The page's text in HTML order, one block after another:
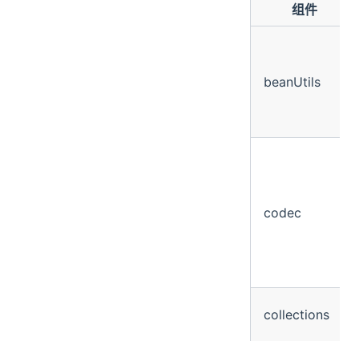
组件
beanUtils
codec
collections